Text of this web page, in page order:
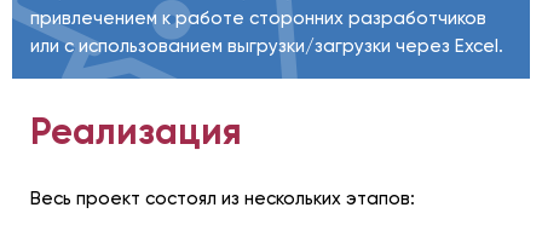
привлечением к работе сторонних разработчиков
или с использованием выгрузки/загрузки через Excel.
Реализация
Весь проект состоял из нескольких этапов: